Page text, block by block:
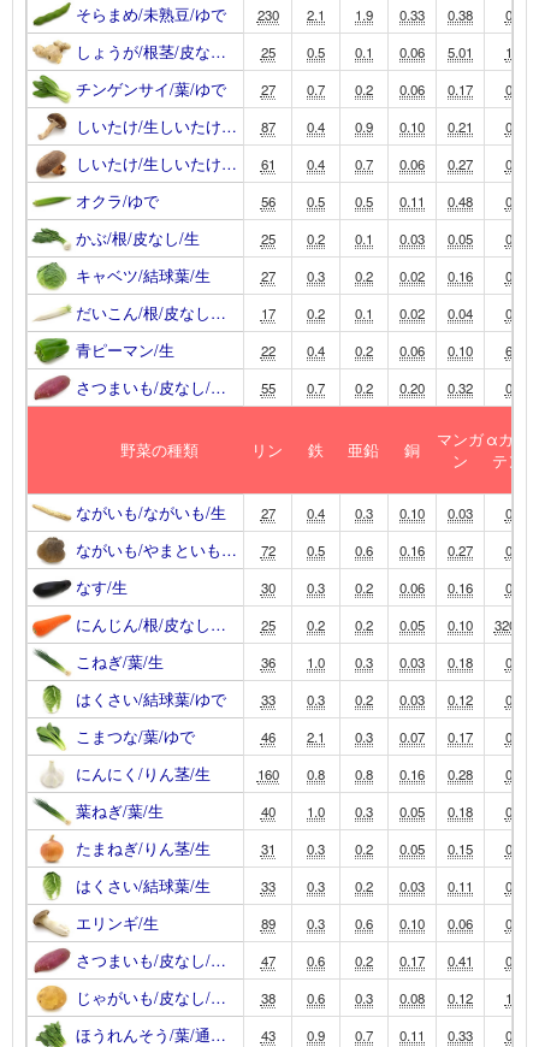
そらまめ/未熟豆/ゆで 230 2.1 1.9 0.33 0.38 0
しょうが/根茎/皮な… 25 0.5 0.1 0.06 5.01 1
チンゲンサイ/葉/ゆで 27 0.7 0.2 0.06 0.17 0
しいたけ/生しいたけ… 87 0.4 0.9 0.10 0.21 0
しいたけ/生しいたけ… 61 0.4 0.7 0.06 0.27 0
オクラ/ゆで 56 0.5 0.5 0.11 0.48 0
かぶ/根/皮なし/生 25 0.2 0.1 0.03 0.05 0
キャベツ/結球葉/生 27 0.3 0.2 0.02 0.16 0
だいこん/根/皮なし… 17 0.2 0.1 0.02 0.04 0
青ピーマン/生 22 0.4 0.2 0.06 0.10 6
さつまいも/皮なし/… 55 0.7 0.2 0.20 0.32 0
野菜の種類 リン 鉄 亜鉛 銅
マンガ
ン
αカロ
テン
ながいも/ながいも/生 27 0.4 0.3 0.10 0.03 0
ながいも/やまといも… 72 0.5 0.6 0.16 0.27 0
なす/生 30 0.3 0.2 0.06 0.16 0
にんじん/根/皮なし… 25 0.2 0.2 0.05 0.10 3200
こねぎ/葉/生 36 1.0 0.3 0.03 0.18 0
はくさい/結球葉/ゆで 33 0.3 0.2 0.03 0.12 0
こまつな/葉/ゆで 46 2.1 0.3 0.07 0.17 0
にんにく/りん茎/生 160 0.8 0.8 0.16 0.28 0
葉ねぎ/葉/生 40 1.0 0.3 0.05 0.18 0
たまねぎ/りん茎/生 31 0.3 0.2 0.05 0.15 0
はくさい/結球葉/生 33 0.3 0.2 0.03 0.11 0
エリンギ/生 89 0.3 0.6 0.10 0.06 0
さつまいも/皮なし/… 47 0.6 0.2 0.17 0.41 0
じゃがいも/皮なし/… 38 0.6 0.3 0.08 0.12 1
ほうれんそう/葉/通… 43 0.9 0.7 0.11 0.33 0